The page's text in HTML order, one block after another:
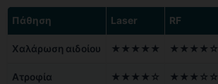
Πάθηση Laser RF
Χαλάρωση αιδοίου ★★★★★ ★★★★☆
Ατροφία
★★★★☆ ★★★☆☆